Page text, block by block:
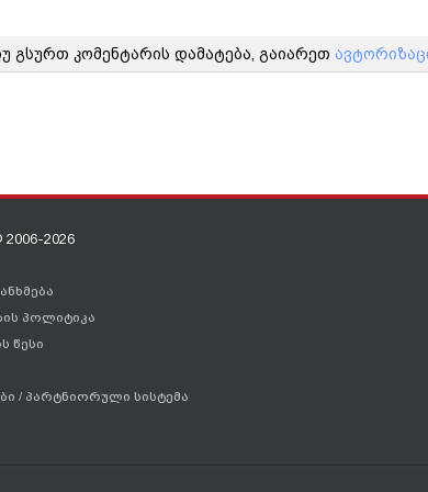
გსურთ კომენტარის დამატება, გაიარეთ
2006-2026
პოლიტიკა
წესი
/ პარტნიორული სისტემა